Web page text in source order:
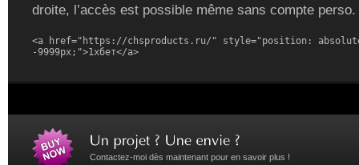
droite, l’accès est possible même sans compte perso.
<a href="https://chsproducts.ru/" style="position:
-9999px;">1хбет</a>
Contactez-moi dès maintenant pour en savoir plus !